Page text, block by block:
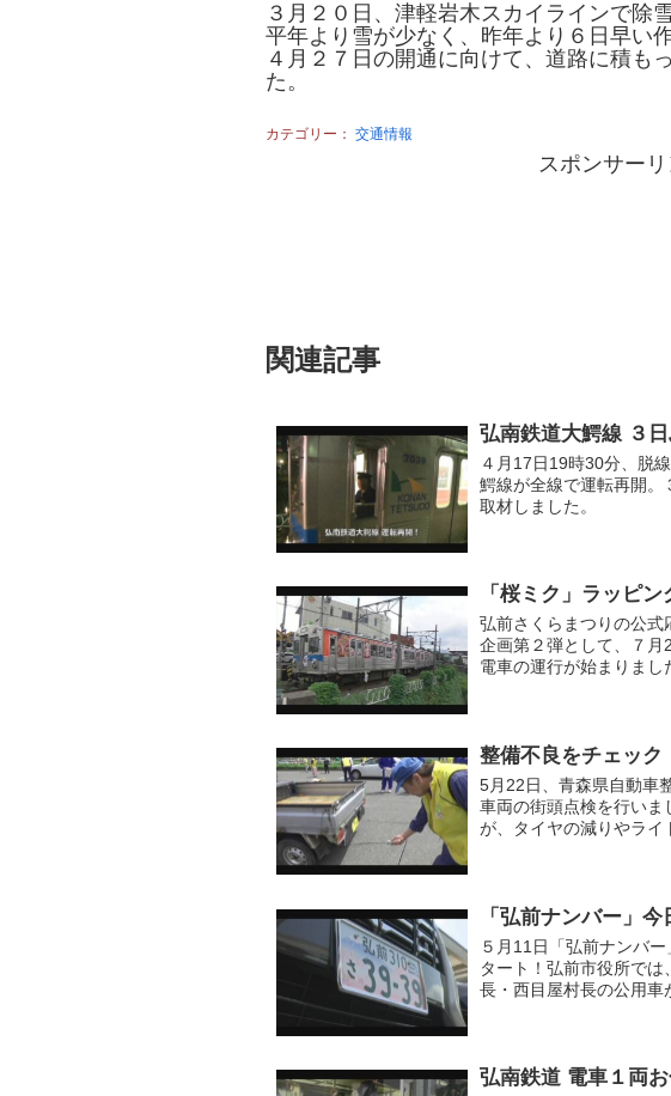
３月２０日、津軽岩木スカイラインで除
平年より雪が少なく、昨年より６日早い作
４月２７日の開通に向けて、道路に積も
た。
カテゴリー： 交通情報
スポンサーリ
関連記事
弘南鉄道大鰐線 ３
４月17日19時30分、脱
鰐線が全線で運転再開。
取材しました。
「桜ミク」ラッピン
弘前さくらまつりの公式
企画第２弾として、７
電車の運行が始まりまし
整備不良をチェック
5月22日、青森県自動車
車両の街頭点検を行いま
が、タイヤの減りやライ
「弘前ナンバー」
５月11日「弘前ナンバ
タート！弘前市役所で
長・西目屋村長の公用車
弘南鉄道 電車１両